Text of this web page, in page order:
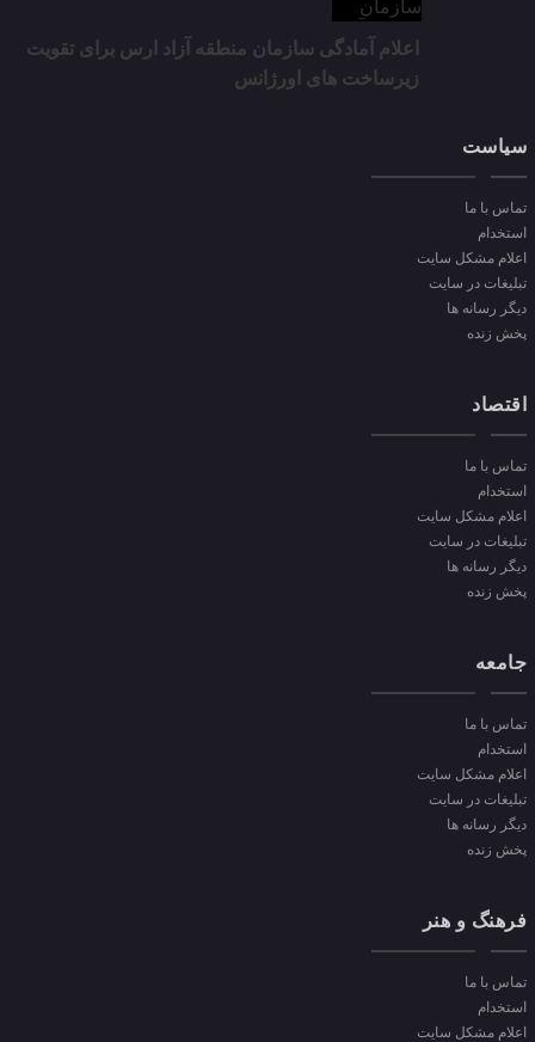
اعلام آمادگی سازمان منطقه آزاد ارس برای تقویت
زیرساخت‌ های اورژانس
سیاست
تماس با ما
استخدام
اعلام مشکل سایت
تبلیغات در سایت
دیگر رسانه ها
پخش زنده
اقتصاد
تماس با ما
استخدام
اعلام مشکل سایت
تبلیغات در سایت
دیگر رسانه ها
پخش زنده
جامعه
تماس با ما
استخدام
اعلام مشکل سایت
تبلیغات در سایت
دیگر رسانه ها
پخش زنده
فرهنگ و هنر
تماس با ما
استخدام
اعلام مشکل سایت